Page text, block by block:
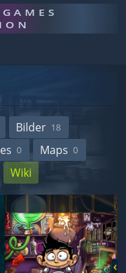
Bilder 18
0 Maps 0
Wiki